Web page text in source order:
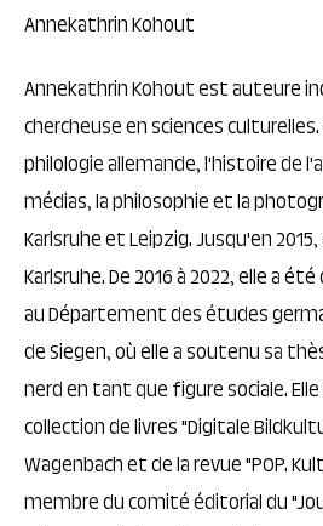
Annekathrin Kohout
Annekathrin Kohout est auteure
chercheuse en sciences culturelles.
philologie allemande, l'histoire de
médias, la philosophie et la
Karlsruhe et Leipzig. Jusqu'en 2015,
Karlsruhe. De 2016 à 2022, elle a
au Département des études
de Siegen, où elle a soutenu sa
nerd en tant que figure sociale.
collection de livres "Digitale
Wagenbach et de la revue "POP.
membre du comité éditorial du